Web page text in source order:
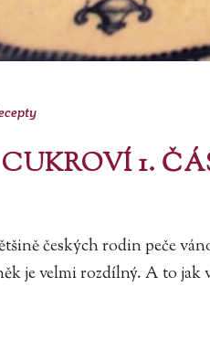
1.
českých rodin peče
je velmi rozdílný. A to jak